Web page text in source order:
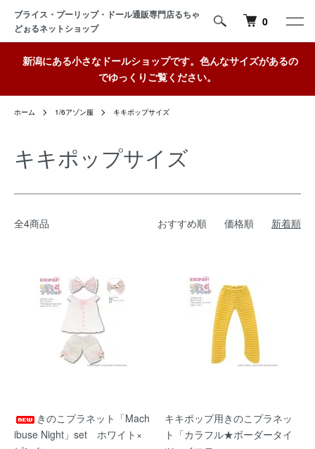
ブライス・プーリップ・ドール通販専門店るちゃ
どぉるネットショップ
0
新潟にある小さなドールショップです。色んなサイズがあるの
でゆっくりご覧ください。
ホーム 1/6アゾン服 キキポップサイズ
キキポップサイズ
全4商品 おすすめ順 価格順 新着順
きのこプラネット「Mach
ibuse Night」set ホワイト×
キキポップ用きのこプラネッ
ト「カラフル★ボーダータイ